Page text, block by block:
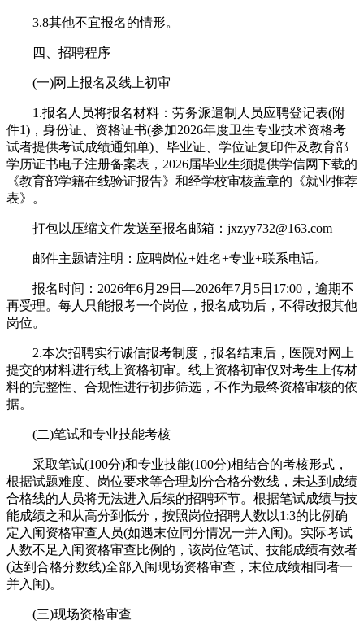
3.8其他不宜报名的情形。
四、招聘程序
(一)网上报名及线上初审
1.报名人员将报名材料：劳务派遣制人员应聘登记表(附
件1)，身份证、资格证书(参加2026年度卫生专业技术资格考
试者提供考试成绩通知单)、毕业证、学位证复印件及教育部
学历证书电子注册备案表，2026届毕业生须提供学信网下载的
《教育部学籍在线验证报告》和经学校审核盖章的《就业推荐
表》。
打包以压缩文件发送至报名邮箱：jxzyy732@163.com
邮件主题请注明：应聘岗位+姓名+专业+联系电话。
报名时间：2026年6月29日—2026年7月5日17:00，逾期不
再受理。每人只能报考一个岗位，报名成功后，不得改报其他
岗位。
2.本次招聘实行诚信报考制度，报名结束后，医院对网上
提交的材料进行线上资格初审。线上资格初审仅对考生上传材
料的完整性、合规性进行初步筛选，不作为最终资格审核的依
据。
(二)笔试和专业技能考核
采取笔试(100分)和专业技能(100分)相结合的考核形式，
根据试题难度、岗位要求等合理划分合格分数线，未达到成绩
合格线的人员将无法进入后续的招聘环节。根据笔试成绩与技
能成绩之和从高分到低分，按照岗位招聘人数以1:3的比例确
定入闱资格审查人员(如遇末位同分情况一并入闱)。实际考试
人数不足入闱资格审查比例的，该岗位笔试、技能成绩有效者
(达到合格分数线)全部入闱现场资格审查，末位成绩相同者一
并入闱)。
(三)现场资格审查